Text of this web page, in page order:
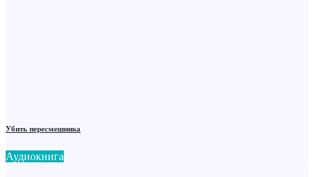
Убить пересмешника
Аудиокнига